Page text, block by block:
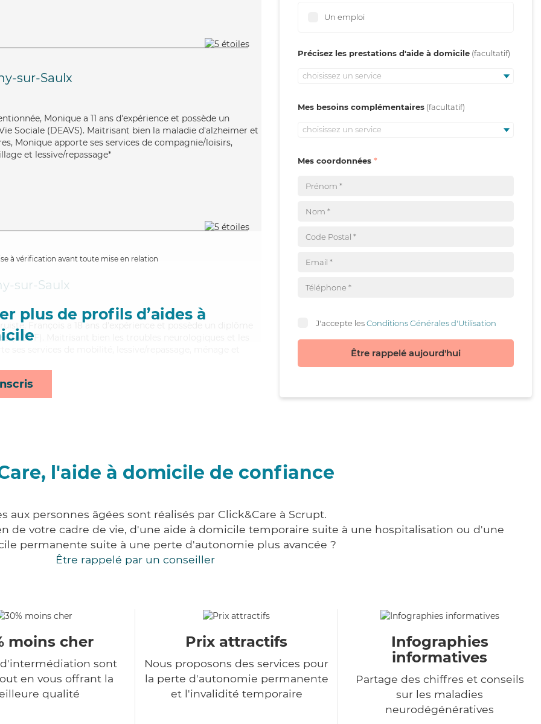
sur-Saulx
Monique a 11 ans d'expérience et possède un
Sociale (DEAVS). Maitrisant bien la maladie d'alzheimer et
Monique apporte ses services de compagnie/loisirs,
et lessive/repassage*
à vérification avant toute mise en relation
plus de profils d’aides à
sur-Saulx
François a 18 ans d'expérience et possède un diplôme
(ADVF). Maitrisant bien les troubles neurologiques et les
Un emploi
Précisez les prestations d'aide à domicile
choisissez un service
Mes besoins complémentaires
choisissez un service
Mes coordonnées
J'accepte lesConditions Générales d'Utilisation
Être rappelé aujourd'hui
l'aide à domicile de confiance
aux personnes âgées sont réalisés par Click&Care à Scrupt.
de votre cadre de vie, d'une aide à domicile temporaire suite à une hospitalisation ou d'une
permanente suite à une perte d'autonomie plus avancée ?
Être rappelé par un conseiller
moins cher
d'intermédiation sont
en vous offrant la
qualité
Prix attractifs
Nous proposons des services pour
la perte d'autonomie permanente
et l'invalidité temporaire
Infographies
informatives
Partage des chiffres et conseils
sur les maladies
neurodégénératives